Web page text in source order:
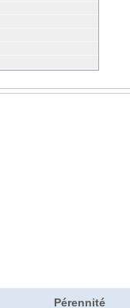
Pérennité